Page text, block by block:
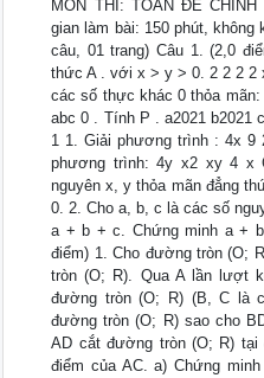
MÔN THI: TOÁN ĐỀ
gian làm bài: 150 phút,
câu, 01 trang) Câu 1. (2,0
thức A . với x > y > 0. 2 2 2
các số thực khác 0 thỏa
abc 0 . Tính P . a2021 b2021
1 1. Giải phương trình : 4x
phương trình: 4y x2 xy 4 x
nguyên x, y thỏa mãn đẳng
0. 2. Cho a, b, c là các số
a + b + c. Chứng minh a +
điểm) 1. Cho đường tròn (O;
tròn (O; R). Qua A lần lượt
đường tròn (O; R) (B, C là
đường tròn (O; R) sao cho
AD cắt đường tròn (O; R)
điểm của AC. a) Chứng